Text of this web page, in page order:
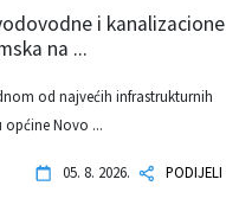
i kanalizacione
na ...
od najvećih infrastrukturnih
Novo ...
05. 8. 2026. PODIJELI